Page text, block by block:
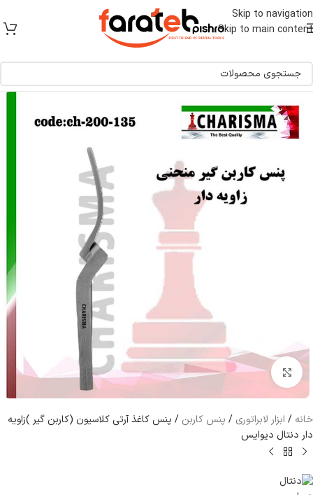
Skip to navigation
Skip to main content
برای بزرگنمایی کلیک کنید
خانه / ابزار لابراتوری / پنس کاربن / پنس کاغذ آرتی کلاسیون (کاربن گیر )زاویه
دار دنتال دیوایس